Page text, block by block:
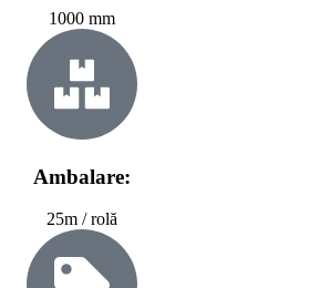
1000 mm
Ambalare:
25m / rolă